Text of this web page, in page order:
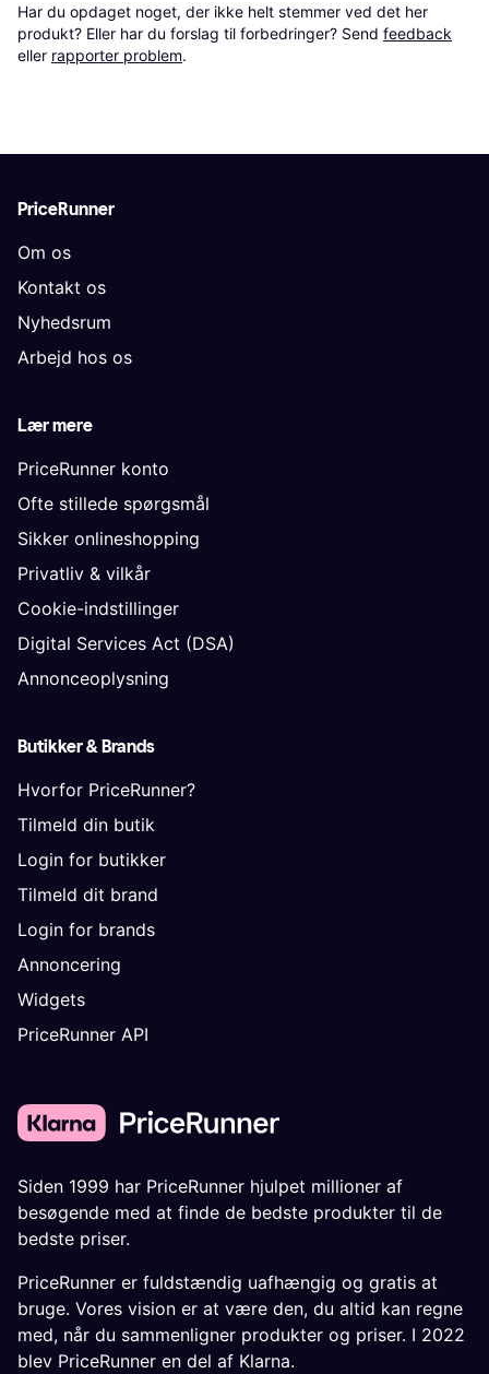
Har du opdaget noget, der ikke helt stemmer ved det her
produkt? Eller har du forslag til forbedringer? Send feedback
eller rapporter problem.
PriceRunner
Om os
Kontakt os
Nyhedsrum
Arbejd hos os
Lær mere
PriceRunner konto
Ofte stillede spørgsmål
Sikker onlineshopping
Privatliv & vilkår
Cookie-indstillinger
Digital Services Act (DSA)
Annonceoplysning
Butikker & Brands
Hvorfor PriceRunner?
Tilmeld din butik
Login for butikker
Tilmeld dit brand
Login for brands
Annoncering
Widgets
PriceRunner API
Siden 1999 har PriceRunner hjulpet millioner af
besøgende med at finde de bedste produkter til de
bedste priser.
PriceRunner er fuldstændig uafhængig og gratis at
bruge. Vores vision er at være den, du altid kan regne
med, når du sammenligner produkter og priser. I 2022
blev PriceRunner en del af Klarna.